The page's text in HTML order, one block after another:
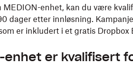
MEDION-enhet, kan du være
dager etter innløsning.
er inkludert i et gratis Dropbox
enhet er kvalifisert